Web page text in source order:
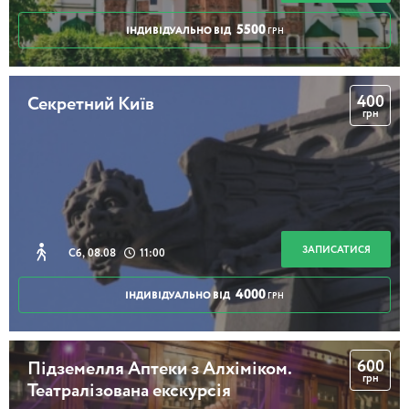
ІНДИВІДУАЛЬНО ВІД 5500 ГРН
Секретний Київ
Сб, 08.08 11:00
400
грн
ЗАПИСАТИСЯ
ІНДИВІДУАЛЬНО ВІД 4000 ГРН
Підземелля Аптеки з Алхіміком.
Театралізована екскурсія
600
грн